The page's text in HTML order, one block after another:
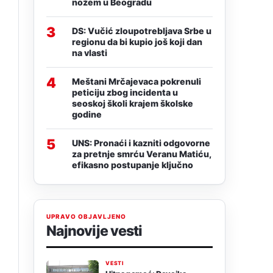
nožem u Beogradu
3
DS: Vučić zloupotrebljava Srbe u
regionu da bi kupio još koji dan
na vlasti
4
Meštani Mrčajevaca pokrenuli
peticiju zbog incidenta u
seoskoj školi krajem školske
godine
5
UNS: Pronaći i kazniti odgovorne
za pretnje smrću Veranu Matiću,
efikasno postupanje ključno
UPRAVO OBJAVLJENO
Najnovije vesti
VESTI